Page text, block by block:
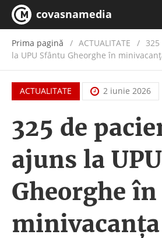
covasnamedia
Prima pagină ACTUALITATE /
la UPU Sfântu Gheorghe în
ACTUALITATE 2 iunie 2026
325 de
ajuns la
Gheorghe în
minivacanța